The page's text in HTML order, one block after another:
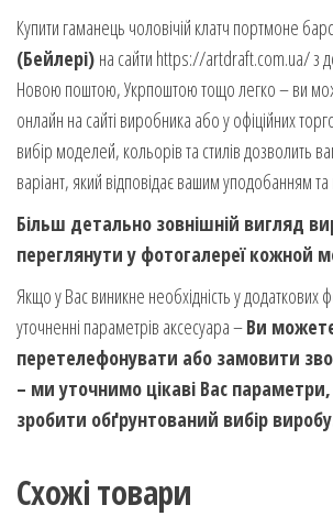
Купити гаманець чоловічій клатч портмоне
(Бейлері) на сайти https://artdraft.com.ua/ з
Новою поштою, Укрпоштою тощо легко – ви
онлайн на сайті виробника або у офіційних
вибір моделей, кольорів та стилів дозволить
варіант, який відповідає вашим уподобанням
Більш детально зовнішній вигляд
переглянути у фотогалереї кожной
Якщо у Вас виникне необхідність у додаткових
уточненні параметрів аксесуара –Ви
перетелефонувати або замовити
– ми уточнимо цікаві Вас
зробити обґрунтований вибір
Схожі товари